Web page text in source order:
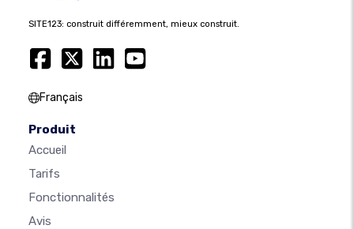
SITE123: construit différemment, mieux construit.
Français
Produit
Accueil
Tarifs
Fonctionnalités
Avis